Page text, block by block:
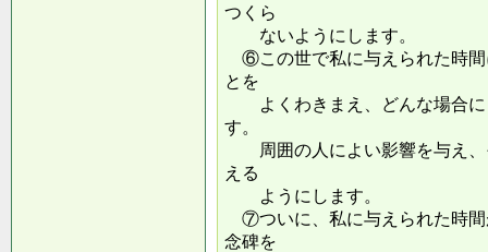
つくら
ないようにします。
⑥この世で私に与えられた時間
とを
よくわきまえ、どんな場合に
す。
周囲の人によい影響を与え、
える
ようにします。
⑦ついに、私に与えられた時間
念碑を